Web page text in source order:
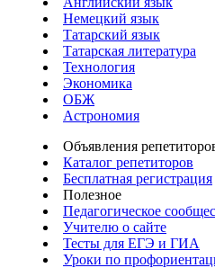
Немецкий язык
Татарский язык
Татарская литература
Технология
Экономика
ОБЖ
Астрономия
Объявления
Каталог репетиторов
Бесплатная регистрация
Полезное
Педагогическое
Учителю о сайте
Тесты для ЕГЭ и ГИА
Уроки по